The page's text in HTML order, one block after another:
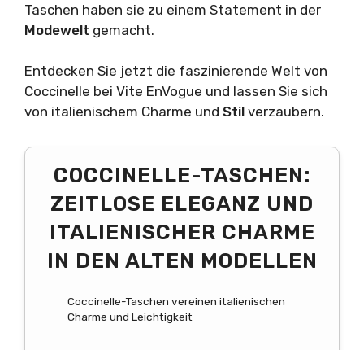
Taschen haben sie zu einem Statement in der
Modewelt gemacht.
Entdecken Sie jetzt die faszinierende Welt von
Coccinelle bei Vite EnVogue und lassen Sie sich
von italienischem Charme und Stil verzaubern.
COCCINELLE-TASCHEN:
ZEITLOSE ELEGANZ UND
ITALIENISCHER CHARME
IN DEN ALTEN MODELLEN
Coccinelle-Taschen vereinen italienischen
Charme und Leichtigkeit